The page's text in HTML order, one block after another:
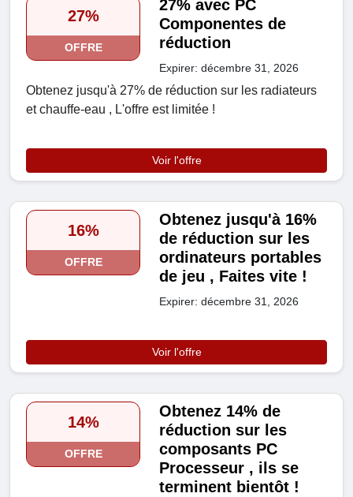
27%
OFFRE
27% avec PC
Componentes de
réduction
Expirer: décembre 31, 2026
Obtenez jusqu'à 27% de réduction sur les radiateurs
et chauffe-eau , L'offre est limitée !
Voir l'offre
16%
OFFRE
Obtenez jusqu'à 16%
de réduction sur les
ordinateurs portables
de jeu , Faites vite !
Expirer: décembre 31, 2026
Voir l'offre
14%
OFFRE
Obtenez 14% de
réduction sur les
composants PC
Processeur , ils se
terminent bientôt !